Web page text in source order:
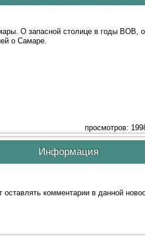
О запасной столице в годы ВОВ,
о Самаре.
просмотров:
Информация
оставлять комментарии в данной